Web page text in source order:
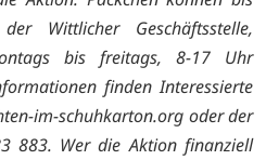
Wittlicher Geschäftsstelle,
bis freitags, 8-17 Uhr
finden Interessierte
im-schuhkarton.org oder der
883. Wer die Aktion finanziell